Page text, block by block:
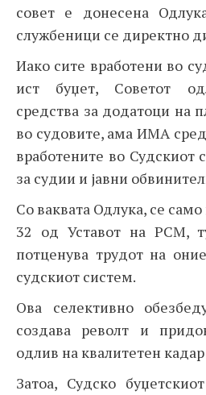
совет е донесена
службеници се директно
Иако сите вработени во
ист буџет, Советот
средства за додатоци на
во судовите, ама ИМА
вработените во Судскиот
за судии и јавни
Со ваквата Одлука, се
32 од Уставот на РСМ,
потценува трудот на
судскиот систем.
Ова селективно
создава револт и
одлив на квалитетен
Затоа, Судско